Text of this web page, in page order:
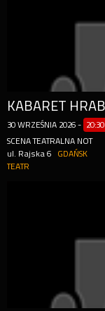
30 WRZEŚNIA 2026 -
SCENA TEATRALNA NOT
ul. Rajska 6
GDAŃSK
TEATR